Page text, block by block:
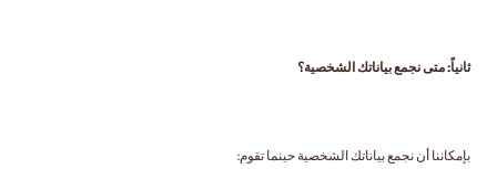
ثانياً: متى نجمع بياناتك الشخصية؟
بإمكاننا أن نجمع بياناتك الشخصية حينما تقوم: